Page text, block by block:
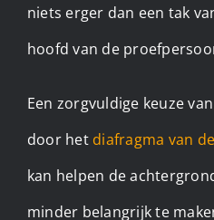
niets erger dan een tak
hoofd van de
Een zorgvuldige keuze
door het diafragma van
kan helpen de
minder belangrijk te